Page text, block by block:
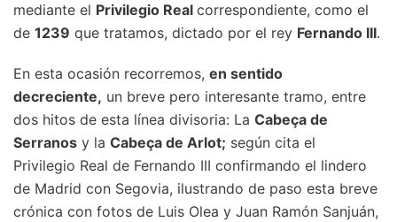
mediante el Privilegio Real correspondiente, como el
de 1239 que tratamos, dictado por el rey Fernando III.
En esta ocasión recorremos, en sentido
decreciente, un breve pero interesante tramo, entre
dos hitos de esta línea divisoria: La Cabeça de
Serranos y la Cabeça de Arlot; según cita el
Privilegio Real de Fernando III confirmando el lindero
de Madrid con Segovia, ilustrando de paso esta breve
crónica con fotos de Luis Olea y Juan Ramón Sanjuán,